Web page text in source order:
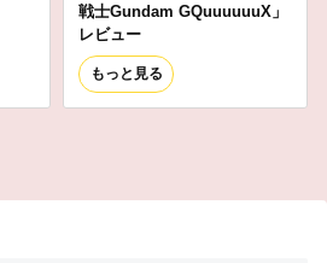
戦士Gundam GQuuuuuuX」
レビュー
もっと見る